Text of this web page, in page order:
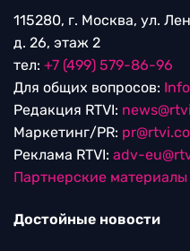
115280, г. Москва, ул.
д. 26, этаж 2
тел: +7 (499) 579-86-96
Для общих вопросов:
Редакция RTVI:
Маркетинг/PR:
Реклама RTVI: adv-
Партнерские материалы
Достойные новости